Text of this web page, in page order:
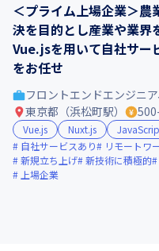
＜プライム上場企業＞
決を目的とし産業や業
Vue.jsを用いて自社サー
をお任せ
フロントエンドエンジニ
東京都（浜松町駅）
Vue.js Nuxt.js
自社サービスあり
リモートワ
新規立ち上げ 新技術に積極的
上場企業